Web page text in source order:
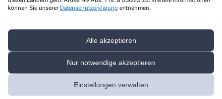
können Sie unserer Datenschutzerklärung entnehmen.
Alle akzeptieren
Nur notwendige akzeptieren
Einstellungen verwalten
022436177
info@bahnhof-apotheke-eitorf.de